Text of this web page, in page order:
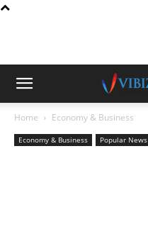
Home Economy & Business
Economy & Business Popular News